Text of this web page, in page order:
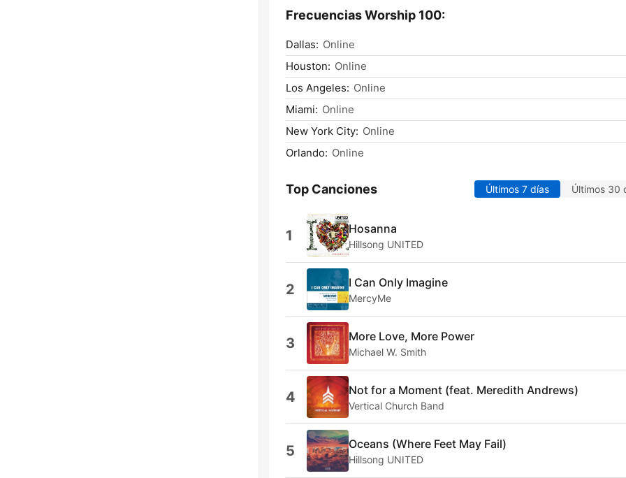
Frecuencias Worship 100:
Dallas: Online
Houston: Online
Los Angeles: Online
Miami: Online
New York City: Online
Orlando: Online
Top Canciones Últimos 7 días Últimos 30
1 Hosanna
Hillsong UNITED
2 I Can Only Imagine
MercyMe
3 More Love, More Power
Michael W. Smith
4 Not for a Moment (feat. Meredith Andrews)
Vertical Church Band
5 Oceans (Where Feet May Fail)
Hillsong UNITED